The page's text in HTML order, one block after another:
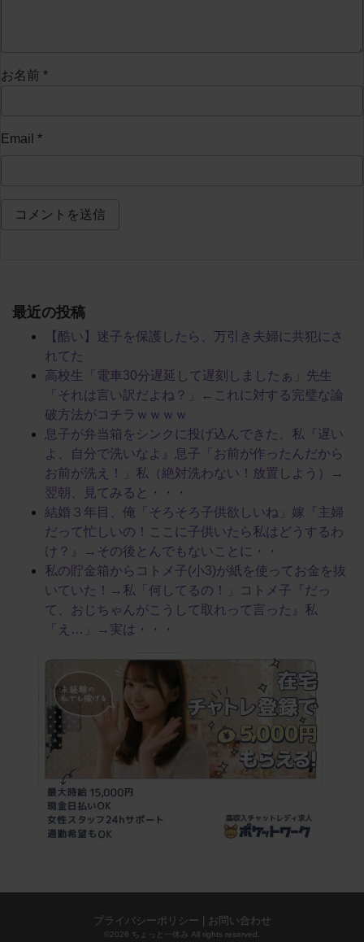
お名前 *
Email *
最近の投稿
【酷い】迷子を保護したら、万引き夫婦に共犯にさ
れてた
高校生「電車30分遅延して遅刻しましたぁ」先生
「それは言い訳だよね？」←これに対する完璧な論
破方法がコチラｗｗｗｗ
息子が弁当箱をシンクに投げ込んできた。私『遅い
よ、自分で洗いなよ』息子「お前が作ったんだから
お前が洗え！」私（絶対洗わない！放置しよう）→
翌朝、見てみると・・・
結婚３年目、俺「そろそろ子供欲しいね」嫁『主婦
だって忙しいの！ここに子供いたら私はどうするわ
け？』→その後とんでもないことに・・
私の貯金箱からコトメ子(小3)が紙を使ってお金を抜
いていた！→私「何してるの！」コトメ子『だっ
て、おじちゃんがこうして取れって言った』私
「え…」→実は・・・
プライバシーポリシー | お問い合わせ
©2026 ちょっと一休み All rights reserved.